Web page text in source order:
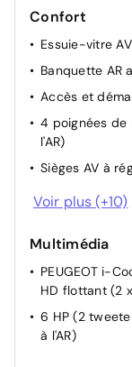
Confort
Essuie-vitre
Banquette AR
Accès et
4 poignées de
l'AR)
Sièges AV à
Rétroviseur
Eléments de
6 airbags:
adaptatifs
3 prises 12 V
Lève-vitres
Voir plus (+10)
Multimédia
PEUGEOT i-
HD flottant (2
6 HP (2
à l'AR)